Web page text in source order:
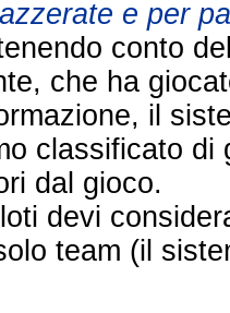
e per
conto
che ha
il
classificato
dal gioco.
devi
team (il